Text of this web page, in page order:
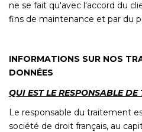
ne se fait qu'avec l'accord du
fins de maintenance et par du
INFORMATIONS SUR NOS
DONNÉES
QUI EST LE RESPONSABLE DE
Le responsable du traitement
société de droit français, au